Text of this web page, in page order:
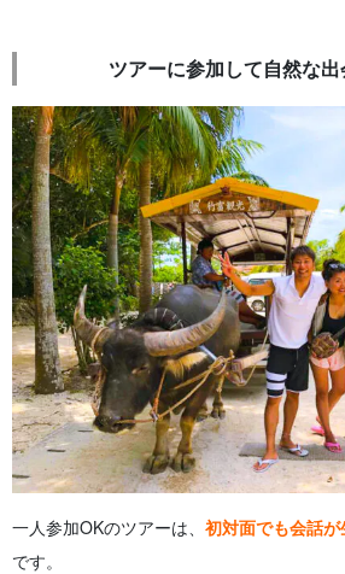
ツアーに参加して自然な
一人参加OKのツアーは、 初対面でも会話
です。